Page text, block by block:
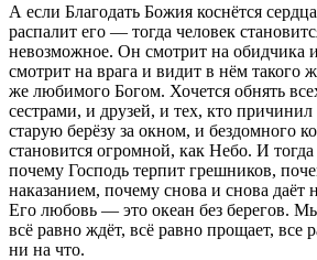
А если Благодать Божия коснётся
распалит его — тогда человек
невозможное. Он смотрит на обидчика
смотрит на врага и видит в нём такого
же любимого Богом. Хочется обнять
сестрами, и друзей, и тех, кто
старую берёзу за окном, и бездомного
становится огромной, как Небо. И тогда
почему Господь терпит грешников,
наказанием, почему снова и снова
Его любовь — это океан без берегов.
всё равно ждёт, всё равно прощает, все
ни на что.